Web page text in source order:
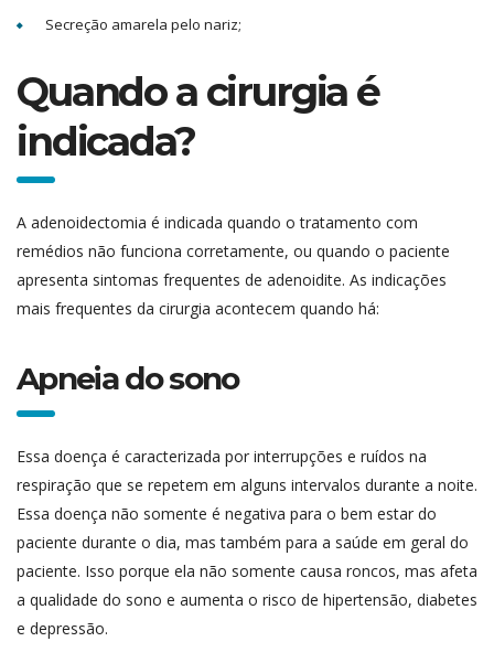
Secreção amarela pelo nariz;
Quando a cirurgia é
indicada?
A adenoidectomia é indicada quando o tratamento com
remédios não funciona corretamente, ou quando o paciente
apresenta sintomas frequentes de adenoidite. As indicações
mais frequentes da cirurgia acontecem quando há:
Apneia do sono
Essa doença é caracterizada por interrupções e ruídos na
respiração que se repetem em alguns intervalos durante a noite.
Essa doença não somente é negativa para o bem estar do
paciente durante o dia, mas também para a saúde em geral do
paciente. Isso porque ela não somente causa roncos, mas afeta
a qualidade do sono e aumenta o risco de hipertensão, diabetes
e depressão.